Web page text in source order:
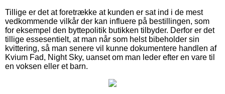
Tillige er det at foretrække at kunden er sat ind i de mest
vedkommende vilkår der kan influere på bestillingen, som
for eksempel den byttepolitik butikken tilbyder. Derfor er det
tillige essesentielt, at man når som helst bibeholder sin
kvittering, så man senere vil kunne dokumentere handlen af
Kvium Fad, Night Sky, uanset om man leder efter en vare til
en voksen eller et barn.